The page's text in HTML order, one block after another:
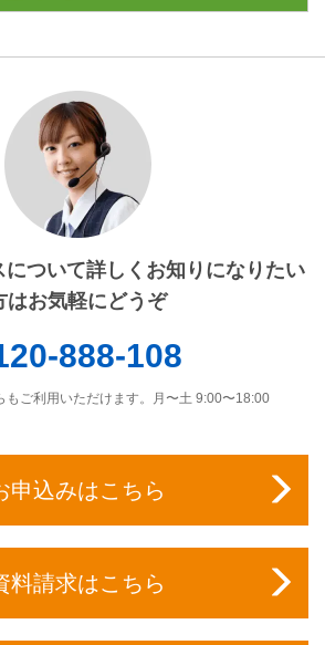
ついて詳しくお知りになりたい
はお気軽にどうぞ
888-108
もご利用いただけます。月〜土 9:00〜18:00
申込みはこちら
料請求はこちら